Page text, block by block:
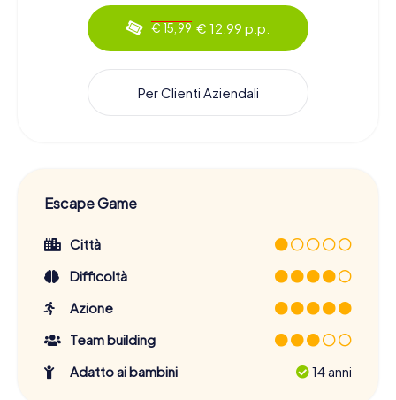
€ 15,99 € 12,99 p.p.
Per Clienti Aziendali
Escape Game
Città
Difficoltà
Azione
Team building
Adatto ai bambini
14 anni